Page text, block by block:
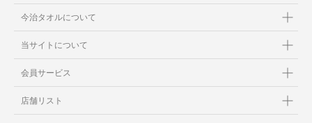
今治タオルについて
当サイトについて
会員サービス
店舗リスト